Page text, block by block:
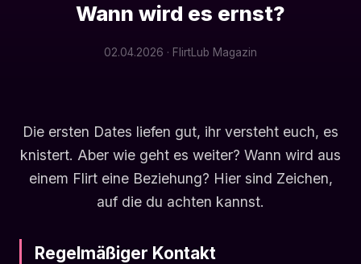
Wann wird es ernst?
02.04.2026 · FlirtLub Magazin
Die ersten Dates liefen gut, ihr versteht euch, es
knistert. Aber wie geht es weiter? Wann wird aus
einem Flirt eine Beziehung? Hier sind Zeichen,
auf die du achten kannst.
Regelmäßiger Kontakt